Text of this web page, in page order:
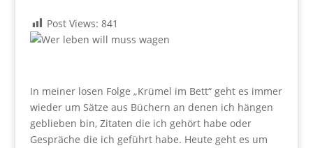
Post Views: 841
In meiner losen Folge „Krümel im Bett“ geht es immer
wieder um Sätze aus Büchern an denen ich hängen
geblieben bin, Zitaten die ich gehört habe oder
Gespräche die ich geführt habe. Heute geht es um